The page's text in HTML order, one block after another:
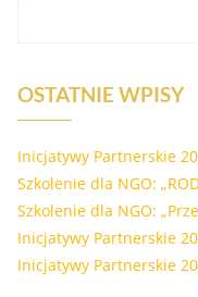
OSTATNIE WPISY
Inicjatywy Partnerskie
Szkolenie dla NGO:
Szkolenie dla NGO:
Inicjatywy Partnerskie
Inicjatywy Partnerskie